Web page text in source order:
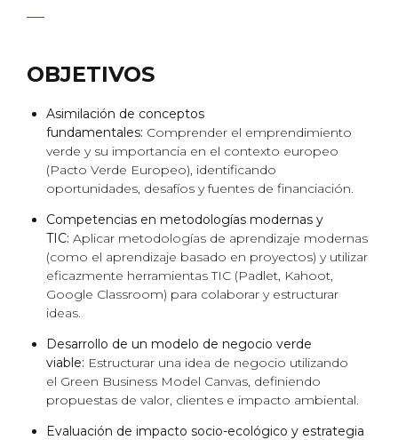
OBJETIVOS
Asimilación de conceptos
fundamentales: Comprender el emprendimiento
verde y su importancia en el contexto europeo
(Pacto Verde Europeo), identificando
oportunidades, desafíos y fuentes de financiación.
Competencias en metodologías modernas y
TIC: Aplicar metodologías de aprendizaje modernas
(como el aprendizaje basado en proyectos) y utilizar
eficazmente herramientas TIC (Padlet, Kahoot,
Google Classroom) para colaborar y estructurar
ideas.
Desarrollo de un modelo de negocio verde
viable: Estructurar una idea de negocio utilizando
el Green Business Model Canvas, definiendo
propuestas de valor, clientes e impacto ambiental.
Evaluación de impacto socio-ecológico y estrategia